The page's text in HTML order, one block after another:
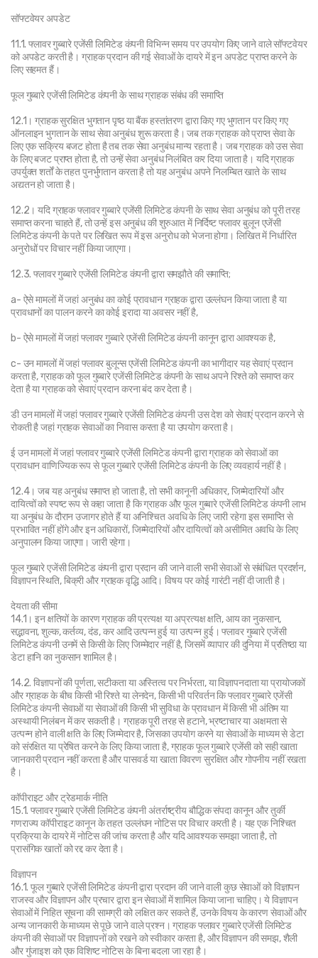
सॉफ्टवेयर अपडेट
11.1. फ्लावर गुब्बारे एजेंसी लिमिटेड कंपनी विभिन्न समय पर उपयोग किए जाने वाले सॉफ्टवेयर
को अपडेट करती है। ग्राहक प्रदान की गई सेवाओं के दायरे में इन अपडेट प्राप्त करने के
लिए सहमत हैं।
फूल गुब्बारे एजेंसी लिमिटेड कंपनी के साथ ग्राहक संबंध की समाप्ति
12.1। ग्राहक सुरक्षित भुगतान पृष्ठ या बैंक हस्तांतरण द्वारा किए गए भुगतान पर किए गए
ऑनलाइन भुगतान के साथ सेवा अनुबंध शुरू करता है। जब तक ग्राहक को प्राप्त सेवा के
लिए एक सक्रिय बजट होता है तब तक सेवा अनुबंध मान्य रहता है। जब ग्राहक को उस सेवा
के लिए बजट प्राप्त होता है, तो उन्हें सेवा अनुबंध निलंबित कर दिया जाता है। यदि ग्राहक
उपर्युक्त शर्तों के तहत पुनर्भुगतान करता है तो यह अनुबंध अपने निलम्बित खाते के साथ
अद्यतन हो जाता है।
12.2। यदि ग्राहक फ्लावर गुब्बारे एजेंसी लिमिटेड कंपनी के साथ सेवा अनुबंध को पूरी तरह
समाप्त करना चाहते हैं, तो उन्हें इस अनुबंध की शुरुआत में निर्दिष्ट फ्लावर बुलून एजेंसी
लिमिटेड कंपनी के पते पर लिखित रूप में इस अनुरोध को भेजना होगा। लिखित में निर्धारित
अनुरोधों पर विचार नहीं किया जाएगा।
12.3. फ्लावर गुब्बारे एजेंसी लिमिटेड कंपनी द्वारा समझौते की समाप्ति;
a- ऐसे मामलों में जहां अनुबंध का कोई प्रावधान ग्राहक द्वारा उल्लंघन किया जाता है या
प्रावधानों का पालन करने का कोई इरादा या अवसर नहीं है,
b- ऐसे मामलों में जहां फ्लावर गुब्बारे एजेंसी लिमिटेड कंपनी कानून द्वारा आवश्यक है,
c- उन मामलों में जहां फ्लावर बुलून्स एजेंसी लिमिटेड कंपनी का भागीदार यह सेवाएं प्रदान
करता है, ग्राहक को फूल गुब्बारे एजेंसी लिमिटेड कंपनी के साथ अपने रिश्ते को समाप्त कर
देता है या ग्राहक को सेवाएं प्रदान करना बंद कर देता है।
डी उन मामलों में जहां फ्लावर गुब्बारे एजेंसी लिमिटेड कंपनी उस देश को सेवाएं प्रदान करने से
रोकती है जहां ग्राहक सेवाओं का निवास करता है या उपयोग करता है।
ई उन मामलों में जहां फ्लावर गुब्बारे एजेंसी लिमिटेड कंपनी द्वारा ग्राहक को सेवाओं का
प्रावधान वाणिज्यिक रूप से फूल गुब्बारे एजेंसी लिमिटेड कंपनी के लिए व्यवहार्य नहीं है।
12.4। जब यह अनुबंध समाप्त हो जाता है, तो सभी कानूनी अधिकार, जिम्मेदारियों और
दायित्वों को स्पष्ट रूप से कहा जाता है कि ग्राहक और फूल गुब्बारे एजेंसी लिमिटेड कंपनी लाभ
या अनुबंध के दौरान उजागर होते हैं या अनिश्चित अवधि के लिए जारी रहेगा इस समाप्ति से
प्रभावित नहीं होंगे और इन अधिकारों, जिम्मेदारियों और दायित्वों को असीमित अवधि के लिए
अनुपालन किया जाएगा। जारी रहेगा।
फूल गुब्बारे एजेंसी लिमिटेड कंपनी द्वारा प्रदान की जाने वाली सभी सेवाओं से संबंधित प्रदर्शन,
विज्ञापन स्थिति, बिक्री और ग्राहक वृद्धि आदि। विषय पर कोई गारंटी नहीं दी जाती है।
देयता की सीमा
14.1। इन क्षतियों के कारण ग्राहक की प्रत्यक्ष या अप्रत्यक्ष क्षति, आय का नुकसान,
सद्भावना, शुल्क, कर्तव्य, दंड, कर आदि उत्पन्न हुई या उत्पन्न हुई। फ्लावर गुब्बारे एजेंसी
लिमिटेड कंपनी उनमें से किसी के लिए जिम्मेदार नहीं है, जिसमें व्यापार की दुनिया में प्रतिष्ठा या
डेटा हानि का नुकसान शामिल है।
14.2. विज्ञापनों की पूर्णता, सटीकता या अस्तित्व पर निर्भरता, या विज्ञापनदाता या प्रायोजकों
और ग्राहक के बीच किसी भी रिश्ते या लेनदेन, किसी भी परिवर्तन कि फ्लावर गुब्बारे एजेंसी
लिमिटेड कंपनी सेवाओं या सेवाओं की किसी भी सुविधा के प्रावधान में किसी भी अंतिम या
अस्थायी निलंबन में कर सकती है। ग्राहक पूरी तरह से हटाने, भ्रष्टाचार या अक्षमता से
उत्पन्न होने वाली क्षति के लिए जिम्मेदार है, जिसका उपयोग करने या सेवाओं के माध्यम से डेटा
को संरक्षित या प्रेषित करने के लिए किया जाता है, ग्राहक फूल गुब्बारे एजेंसी को सही खाता
जानकारी प्रदान नहीं करता है और पासवर्ड या खाता विवरण सुरक्षित और गोपनीय नहीं रखता
है।
कॉपीराइट और ट्रेडमार्क नीति
15.1. फ्लावर गुब्बारे एजेंसी लिमिटेड कंपनी अंतर्राष्ट्रीय बौद्धिक संपदा कानून और तुर्की
गणराज्य कॉपीराइट कानून के तहत उल्लंघन नोटिस पर विचार करती है। यह एक निश्चित
प्रक्रिया के दायरे में नोटिस की जांच करता है और यदि आवश्यक समझा जाता है, तो
प्रासंगिक खातों को रद्द कर देता है।
विज्ञापन
16.1. फूल गुब्बारे एजेंसी लिमिटेड कंपनी द्वारा प्रदान की जाने वाली कुछ सेवाओं को विज्ञापन
राजस्व और विज्ञापन और प्रचार द्वारा इन सेवाओं में शामिल किया जाना चाहिए। ये विज्ञापन
सेवाओं में निहित सूचना की सामग्री को लक्षित कर सकते हैं, उनके विषय के कारण सेवाओं और
अन्य जानकारी के माध्यम से पूछे जाने वाले प्रश्न। ग्राहक फ्लावर गुब्बारे एजेंसी लिमिटेड
कंपनी की सेवाओं पर विज्ञापनों को रखने को स्वीकार करता है, और विज्ञापन की समझ, शैली
और गुंजाइश को एक विशिष्ट नोटिस के बिना बदला जा रहा है।